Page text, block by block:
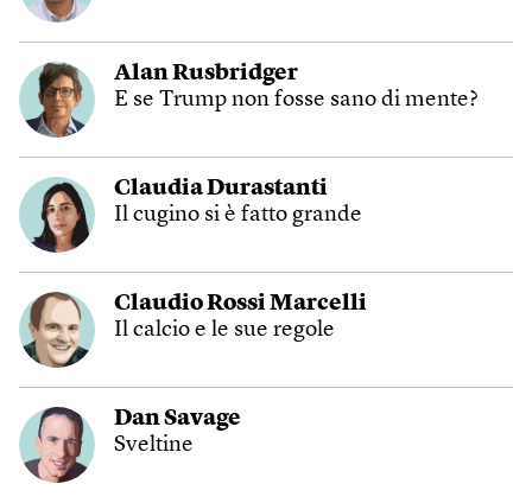
Alan Rusbridger
E se Trump non fosse sano di mente?
Claudia Durastanti
Il cugino si è fatto grande
Claudio Rossi Marcelli
Il calcio e le sue regole
Dan Savage
Sveltine